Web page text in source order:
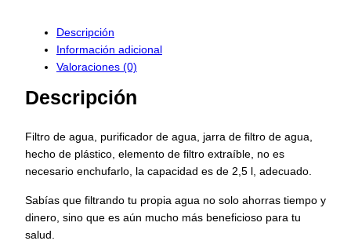
i
a
d
o
a
D
e
Descripción
Información adicional
Valoraciones (0)
Descripción
Filtro de agua, purificador de agua, jarra de filtro de agua,
hecho de plástico, elemento de filtro extraíble, no es
necesario enchufarlo, la capacidad es de 2,5 l, adecuado.
Sabías que filtrando tu propia agua no solo ahorras tiempo y
dinero, sino que es aún mucho más beneficioso para tu
salud.